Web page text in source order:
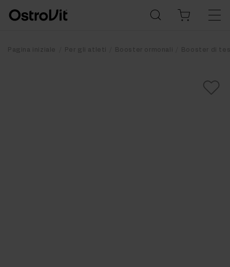
Pagina iniziale Per gli atleti Booster ormonali Booster di